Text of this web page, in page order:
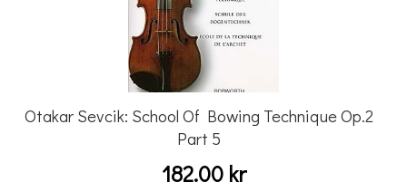
Benjamin Britten: Simple Symphony For String Orchestra - Study Score
Otakar Sevcik: School Of Bowing Technique Op.2
Part 5
182.00 kr